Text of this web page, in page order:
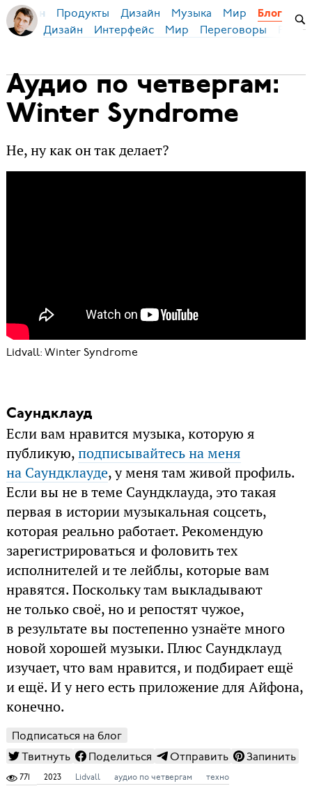
Бирман Продукты Дизайн Музыка Мир Блог
Дизайн Интерфейс Мир Переговоры
Аудио по четвергам:
Winter Syndrome
Не, ну как он так делает?
Lidvall: Winter Syndrome
Саундклауд
Если вам нравится музыка, которую я
публикую,подписывайтесь на меня
на Саундклауде, у меня там живой профиль.
Если вы не в теме Саундклауда, это такая
первая в истории музыкальная соцсеть,
которая реально работает. Рекомендую
зарегистрироваться и фоловить тех
исполнителей и те лейблы, которые вам
нравятся. Поскольку там выкладывают
не только своё, но и репостят чужое,
в результате вы постепенно узнаёте много
новой хорошей музыки. Плюс Саундклауд
изучает, что вам нравится, и подбирает ещё
и ещё. И у него есть приложение для Айфона,
конечно.
Подписаться на блог
Твитнуть
Поделиться Отправить Запинить
771 2023 Lidvall аудио по четвергам техно